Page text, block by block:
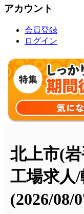
アカウント
会員登録
ログイン
北上市(
工場求人
(2026/08/